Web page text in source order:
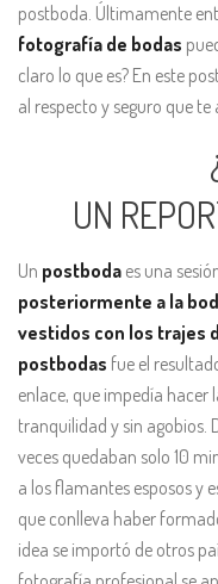
postboda. Últimamente
fotografía de bodas
claro lo que es? En este
al respecto y seguro que
UN
Un postboda es una
posteriormente a la
vestidos con los trajes
postbodas fue el
enlace, que impedía hacer
tranquilidad y sin agobios.
veces quedaban solo 10
a los flamantes esposos y
que conlleva haber
idea se importó de otros